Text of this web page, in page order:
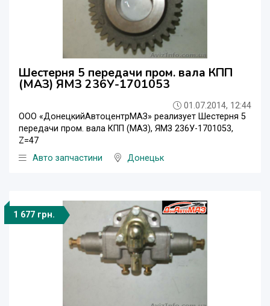
Шестерня 5 передачи пром. вала КПП
(МАЗ) ЯМЗ 236У-1701053
01.07.2014, 12:44
ООО «ДонецкийАвтоцентрМАЗ» реализует Шестерня 5
передачи пром. вала КПП (МАЗ), ЯМЗ 236У-1701053,
Z=47
Авто запчастини
Донецьк
1 677 грн.